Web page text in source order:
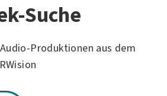
Suche
Produktionen aus dem